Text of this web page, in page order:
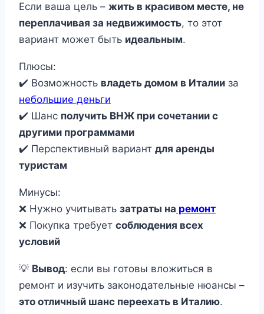
Если ваша цель – жить в красивом месте, не
переплачивая за недвижимость, то этот
вариант может быть идеальным.
Плюсы:
✔️ Возможность владеть домом в Италии за
небольшие деньги
✔️ Шанс получить ВНЖ при сочетании с
другими программами
✔️ Перспективный вариант для аренды
туристам
Минусы:
❌ Нужно учитывать затраты на ремонт
❌ Покупка требует соблюдения всех
условий
💡 Вывод: если вы готовы вложиться в
ремонт и изучить законодательные нюансы –
это отличный шанс переехать в Италию.